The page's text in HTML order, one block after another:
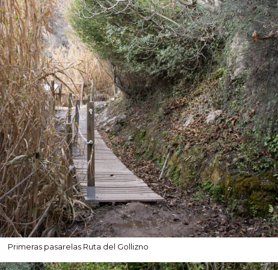
Primeras pasarelas Ruta del Gollizno